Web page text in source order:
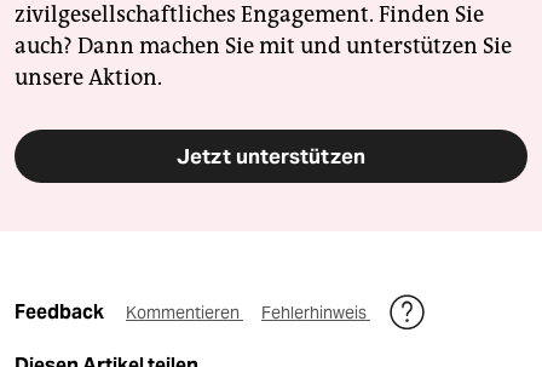
zivilgesellschaftliches Engagement. Finden Sie
auch? Dann machen Sie mit und unterstützen Sie
unsere Aktion.
Jetzt unterstützen
Feedback Kommentieren Fehlerhinweis